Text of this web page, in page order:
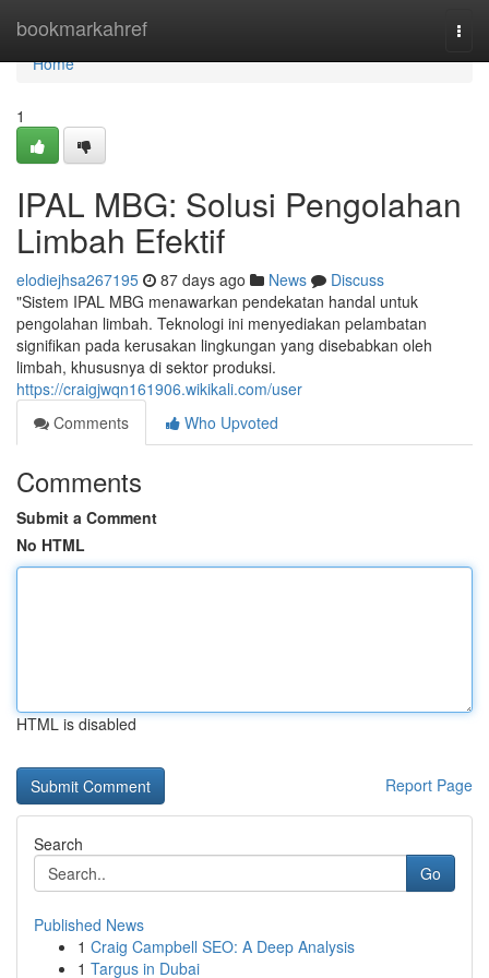
bookmarkahref
Home
Home
1
IPAL MBG: Solusi Pengolahan
Limbah Efektif
elodiejhsa267195 87 days ago News
Discuss
"Sistem IPAL MBG menawarkan pendekatan handal untuk
pengolahan limbah. Teknologi ini menyediakan pelambatan
signifikan pada kerusakan lingkungan yang disebabkan oleh
limbah, khususnya di sektor produksi.
https://craigjwqn161906.wikikali.com/user
Comments
Who Upvoted
Comments
Submit a Comment
No HTML
HTML is disabled
Report Page
Search
Go
Published News
1 Craig Campbell SEO: A Deep Analysis
1 Targus in Dubai